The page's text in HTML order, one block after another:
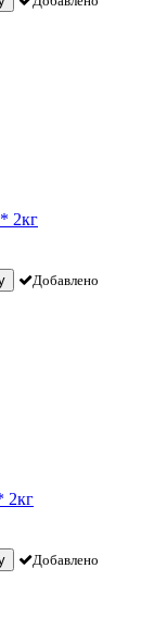
2кг
Добавлено
2кг
Добавлено